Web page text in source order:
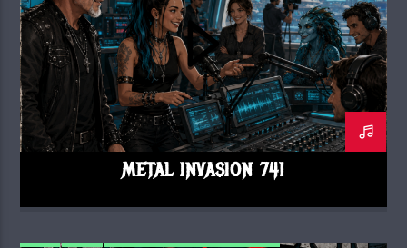
METAL INVASION 741